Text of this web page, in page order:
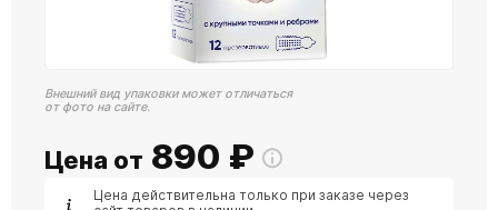
Внешний вид упаковки может отличаться
от фото на сайте.
Цена от 890 ₽
Цена действительна только при заказе через